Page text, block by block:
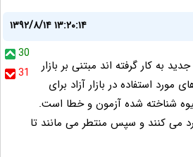
۱۳۹۲/۸/۱۴ ۱۳:۲۰:۱۴
30
31
به کار گرفته اند مبتنی بر بازار
مورد استفاده در بازار آزاد برای
شیوه شناخته شده آزمون و خطا است.
می کنند و سپس منتطر می مانند تا